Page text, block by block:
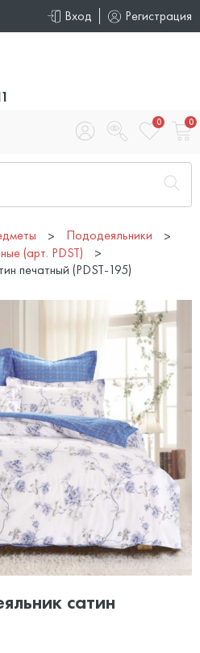
Вход Регистрация
0 0
Пододеяльники
(арт. PDST)
печатный (PDST-195)
сатин